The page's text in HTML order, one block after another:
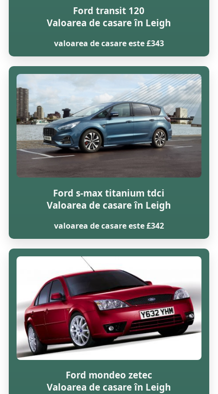
Ford transit 120
Valoarea de casare în Leigh
valoarea de casare este £343
Ford s-max titanium tdci
Valoarea de casare în Leigh
valoarea de casare este £342
Ford mondeo zetec
Valoarea de casare în Leigh